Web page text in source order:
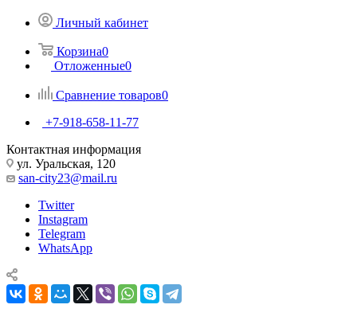
Личный кабинет
Корзина0
Отложенные0
Сравнение товаров0
+7-918-658-11-77
Контактная информация
ул. Уральская, 120
san-city23@mail.ru
Twitter
Instagram
Telegram
WhatsApp